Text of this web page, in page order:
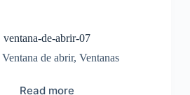
ventana-de-abrir-07
Ventana de abrir,Ventanas
Read more